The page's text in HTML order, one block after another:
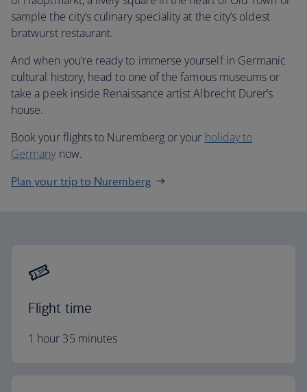
sample the city’s culinary speciality at the city’s oldest
bratwurst restaurant.
And when you’re ready to immerse yourself in Germanic
cultural history, head to one of the famous museums or
take a peek inside Renaissance artist Albrecht Durer’s
house.
Book your flights to Nuremberg or your holiday to
Germany now.
Plan your trip to Nuremberg
Flight time
1 hour 35 minutes